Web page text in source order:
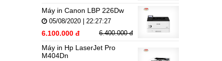
Máy in Canon LBP 226Dw
05/08/2020 | 22:27:27
6.100.000 đ 6.400.000 đ
Máy in Hp LaserJet Pro
M404Dn